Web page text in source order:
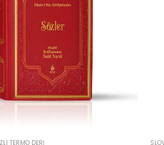
TERMO DERI